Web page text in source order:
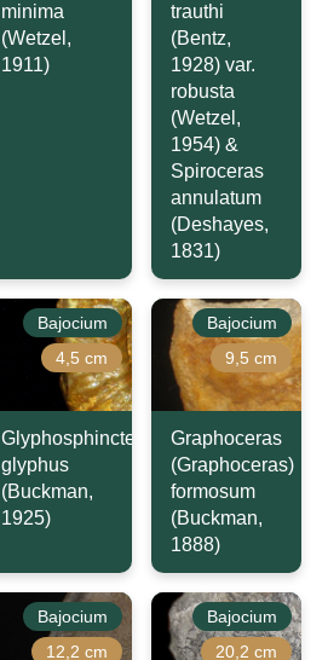
minima
(Wetzel,
1911)
trauthi
(Bentz,
1928) var.
robusta
(Wetzel,
1954) &
Spiroceras
annulatum
(Deshayes,
1831)
Bajocium
4,5 cm
Glyphosphinctes
glyphus
(Buckman,
1925)
Bajocium
9,5 cm
Graphoceras
(Graphoceras)
formosum
(Buckman,
1888)
Bajocium
12,2 cm
Bajocium
20,2 cm